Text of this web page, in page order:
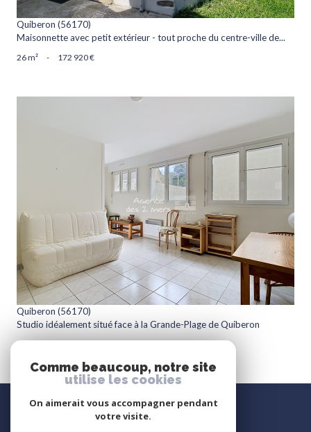
Quiberon (56170)
Maisonnette avec petit extérieur - tout proche du centre-ville de...
26 m² - 172 920 €
voir le bien
Quiberon (56170)
Studio idéalement situé face à la Grande-Plage de Quiberon
26,77 m²
suivre
Comme beaucoup, notre site
utilise les cookies
On aimerait vous accompagner pendant
votre visite.